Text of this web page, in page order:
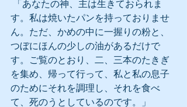
す。私は焼いたパンを持っておりませ
ん。ただ、かめの中に一握りの粉と、
つぼにほんの少しの油があるだけで
す。ご覧のとおり、二、三本のたきぎ
を集め、帰って行って、私と私の息子
のためにそれを調理し、それを食べ
て、死のうとしているのです。」